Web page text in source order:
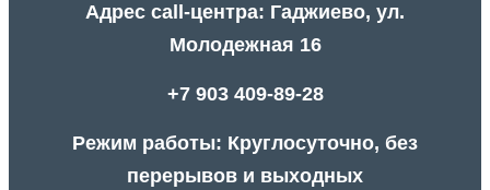
Адрес call-центра: Гаджиево, ул.
Молодежная 16
+7 903 409-89-28
Режим работы: Круглосуточно, без
перерывов и выходных